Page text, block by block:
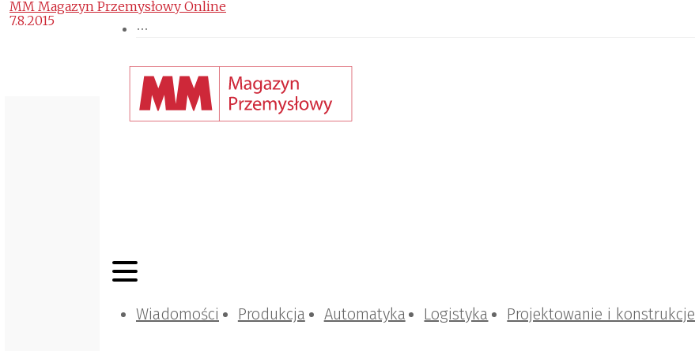
Wiadomości Produkcja Automatyka Logistyka Projektowanie i konstrukcje
MM Magazyn Przemysłowy Online
7.8.2015